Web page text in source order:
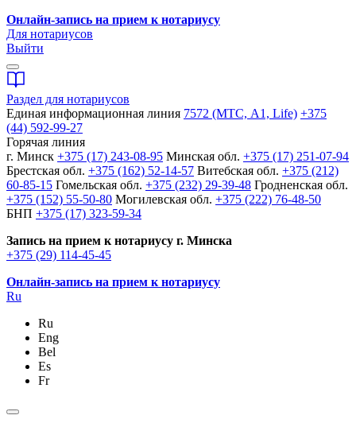
Онлайн-запись на прием к нотариусу
Для нотариусов
Выйти
Раздел для нотариусов
Единая информационная линия 7572 (МТС, A1, Life) +375
(44) 592-99-27
Горячая линия
г. Минск +375 (17) 243-08-95 Минская обл. +375 (17) 251-07-94
Брестская обл. +375 (162) 52-14-57 Витебская обл. +375 (212)
60-85-15 Гомельская обл. +375 (232) 29-39-48 Гродненская обл.
+375 (152) 55-50-80 Могилевская обл. +375 (222) 76-48-50
БНП +375 (17) 323-59-34
Запись на прием к нотариусу г. Минска
+375 (29) 114-45-45
Онлайн-запись на прием к нотариусу
Ru
Ru
Eng
Bel
Es
Fr